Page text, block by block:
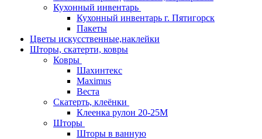
Кухонный инвентарь
Кухонный инвентарь г. Пятигорск
Пакеты
Цветы искусственные,наклейки
Шторы, скатерти, ковры
Ковры
Шахинтекс
Maximus
Веста
Скатерть, клеёнки
Клеенка рулон 20-25М
Шторы
Шторы в ванную